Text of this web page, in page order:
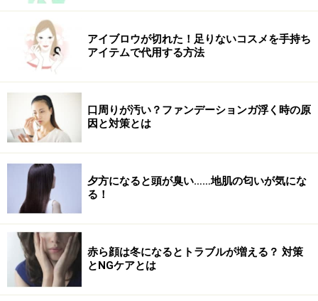
アイブロウが切れた！足りないコスメを手持ち
アイテムで代用する方法
口周りが汚い？ファンデーションガ浮く時の原
因と対策とは
夕方になると頭が臭い……地肌の匂いが気にな
る！
赤ら顔は冬になるとトラブルが増える？ 対策
とNGケアとは